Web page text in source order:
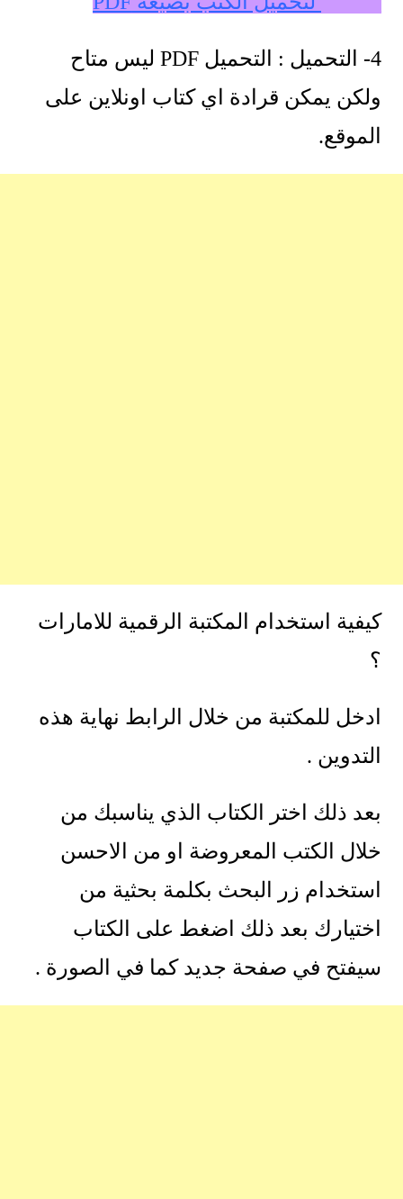
4- التحميل : التحميل PDF ليس متاح
ولكن يمكن قرادة اي كتاب اونلاين على
الموقع.
كيفية استخدام المكتبة الرقمية للامارات
؟
ادخل للمكتبة من خلال الرابط نهاية هذه
التدوين .
بعد ذلك اختر الكتاب الذي يناسبك من
خلال الكتب المعروضة او من الاحسن
استخدام زر البحث بكلمة بحثية من
اختيارك بعد ذلك اضغط على الكتاب
سيفتح في صفحة جديد كما في الصورة .